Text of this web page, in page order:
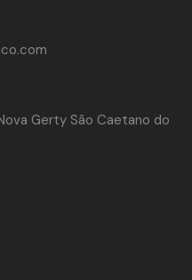
Gerty São Caetano do